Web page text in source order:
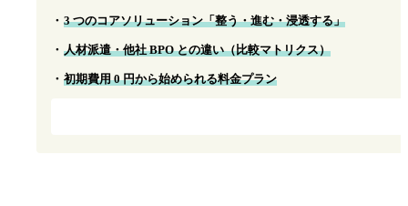
3 つのコアソリューション「整う・進む・浸透する」
人材派遣・他社 BPO との違い（比較マトリクス）
初期費用 0 円から始められる料金プラン